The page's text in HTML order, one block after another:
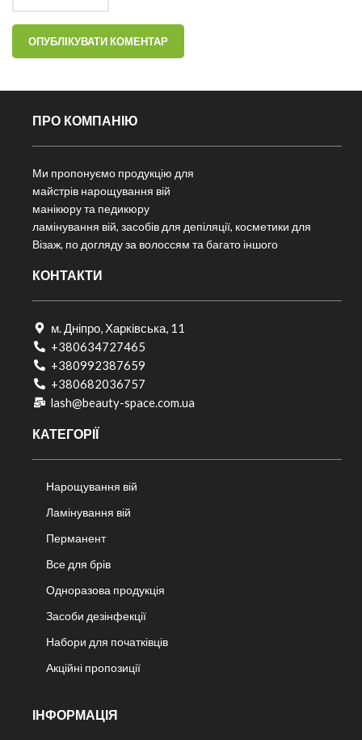
ПРО КОМПАНІЮ
Ми пропонуємо продукцію для
майстрів нарощування вій
манікюру та педикюру
ламінування вій, засобів для депіляції, косметики для
Візаж, по догляду за волоссям та багато іншого
КОНТАКТИ
м. Дніпро, Харківська, 11
+380634727465
+380992387659
+380682036757​
lash@beauty-space.com.ua
КАТЕГОРІЇ
Нарощування вій
Ламінування вій
Перманент
Все для брів
Одноразова продукція
Засоби дезінфекції
Набори для початківців
Акційні пропозиції
ІНФОРМАЦІЯ